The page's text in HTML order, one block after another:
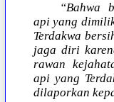
“Bahwa
api yang
Terdakwa
jaga diri
rawan
api yang
dilaporkan